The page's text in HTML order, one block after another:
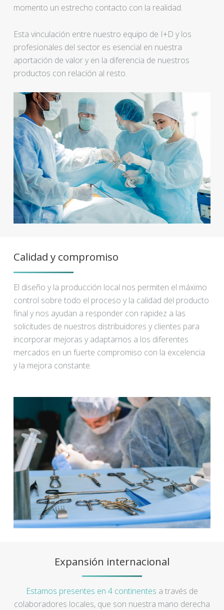
momento un estrecho contacto con la realidad.
Esta vinculación entre nuestro equipo de I+D y los
profesionales del sector es esencial en nuestra
aportación de valor y en la diferencia de nuestros
productos con relación al resto.
Calidad y compromiso
El diseño y la producción local nos permiten el máximo
control sobre todo el proceso y la calidad del producto
final y nos ayudan a responder con rapidez a las
solicitudes de nuestros distribuidores y clientes para
incorporar mejoras y adaptarnos a los diferentes
mercados en un fuerte compromiso con la excelencia
y la mejora constante.
Expansión internacional
Estamos presentes en 4 continentes a través de
colaboradores locales, que son nuestra mano derecha